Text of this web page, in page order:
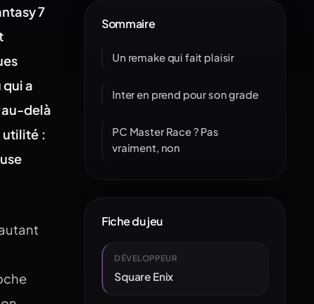
7
a
au-delà
utilité :
Sommaire
Un remake qui fait plaisir
Inter en prend pour son grade
PC Master Race ? Pas
vraiment, non
Fiche du jeu
DÉVELOPPEUR
Square Enix